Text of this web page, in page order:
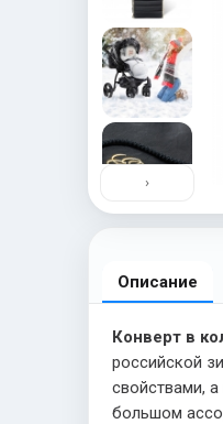
›
Описание
Конверт в
российской
свойствами,
большом